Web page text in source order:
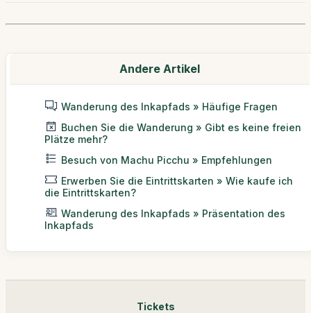
Andere Artikel
Wanderung des Inkapfads » Häufige Fragen
Buchen Sie die Wanderung » Gibt es keine freien
Plätze mehr?
Besuch von Machu Picchu » Empfehlungen
Erwerben Sie die Eintrittskarten » Wie kaufe ich
die Eintrittskarten?
Wanderung des Inkapfads » Präsentation des
Inkapfads
Tickets